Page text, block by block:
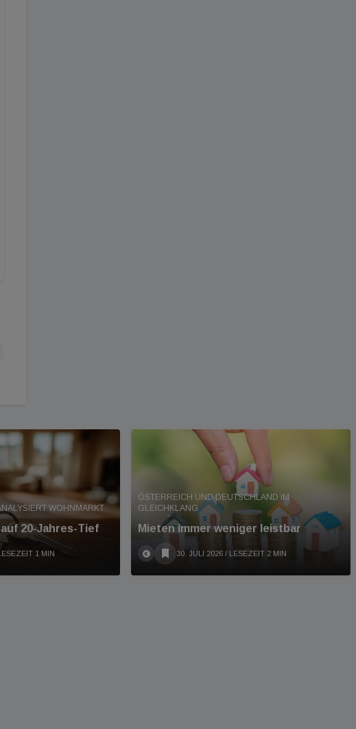
WOHNMARKT
20-Jahres-Tief
1 MIN
ÖSTERREICH UND DEUTSCHLAND IM
GLEICHKLANG
Mieten immer weniger leistbar
30. JULI 2026 / LESEZEIT 2 MIN